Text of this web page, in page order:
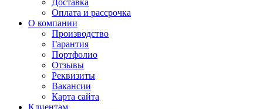
Доставка
Оплата и рассрочка
О компании
Производство
Гарантия
Портфолио
Отзывы
Реквизиты
Вакансии
Карта сайта
Клиентам